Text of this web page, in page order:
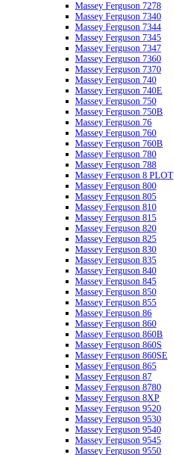
Massey Ferguson 7278
Massey Ferguson 7340
Massey Ferguson 7344
Massey Ferguson 7345
Massey Ferguson 7347
Massey Ferguson 7360
Massey Ferguson 7370
Massey Ferguson 740
Massey Ferguson 740E
Massey Ferguson 750
Massey Ferguson 750B
Massey Ferguson 76
Massey Ferguson 760
Massey Ferguson 760B
Massey Ferguson 780
Massey Ferguson 788
Massey Ferguson 8 PLOT
Massey Ferguson 800
Massey Ferguson 805
Massey Ferguson 810
Massey Ferguson 815
Massey Ferguson 820
Massey Ferguson 825
Massey Ferguson 830
Massey Ferguson 835
Massey Ferguson 840
Massey Ferguson 845
Massey Ferguson 850
Massey Ferguson 855
Massey Ferguson 86
Massey Ferguson 860
Massey Ferguson 860B
Massey Ferguson 860S
Massey Ferguson 860SE
Massey Ferguson 865
Massey Ferguson 87
Massey Ferguson 8780
Massey Ferguson 8XP
Massey Ferguson 9520
Massey Ferguson 9530
Massey Ferguson 9540
Massey Ferguson 9545
Massey Ferguson 9550